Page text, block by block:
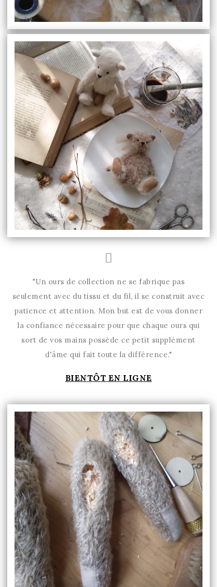
"Un ours de collection ne se fabrique pas
seulement avec du tissu et du fil, il se construit avec
patience et attention. Mon but est de vous donner
la confiance nécessaire pour que chaque ours qui
sort de vos mains possède ce petit supplément
d'âme qui fait toute la différence."
BIENTÔT EN LIGNE